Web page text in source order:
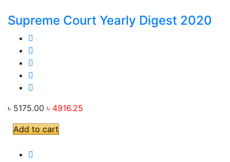
Supreme Court Yearly Digest 2020
৳ 5175.00 ৳ 4916.25
Add to cart